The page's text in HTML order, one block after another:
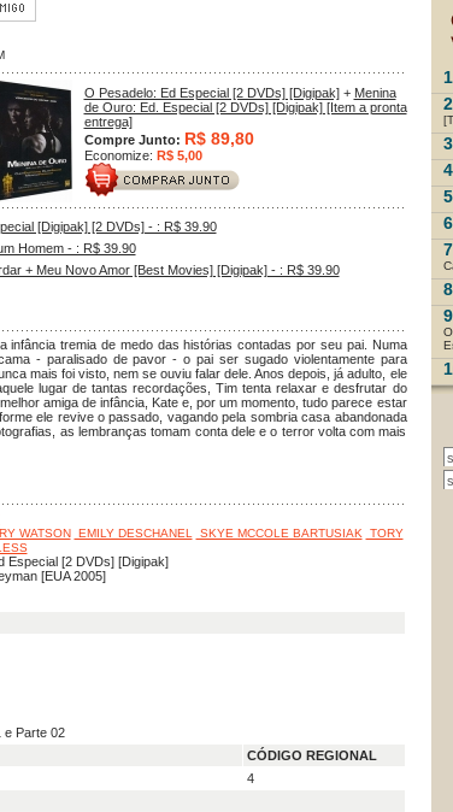
O Pesadelo: Ed Especial [2 DVDs] [Digipak]+ Menina
de Ouro: Ed. Especial [2 DVDs] [Digipak] [Item a pronta
entrega]
Compre Junto: R$ 89,80
Economize: R$ 5,00
[Digipak] [2 DVDs] - : R$ 39.90
Homem - : R$ 39.90
+ Meu Novo Amor [Best Movies] [Digipak] - : R$ 39.90
infância tremia de medo das histórias contadas por seu pai. Numa
- paralisado de pavor - o pai ser sugado violentamente para
mais foi visto, nem se ouviu falar dele. Anos depois, já adulto, ele
lugar de tantas recordações, Tim tenta relaxar e desfrutar do
amiga de infância, Kate e, por um momento, tudo parece estar
ele revive o passado, vagando pela sombria casa abandonada
as lembranças tomam conta dele e o terror volta com mais
WATSON EMILY DESCHANEL SKYE MCCOLE BARTUSIAK
TORY
Especial [2 DVDs] [Digipak]
[EUA 2005]
e Parte 02
CÓDIGO REGIONAL
4